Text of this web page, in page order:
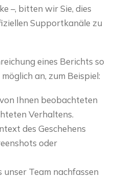
–, bitten wir Sie, dies
Supportkanäle zu
eines Berichts so
an, zum Beispiel:
Ihnen beobachteten
Verhaltens.
des Geschehens
oder
Team nachfassen